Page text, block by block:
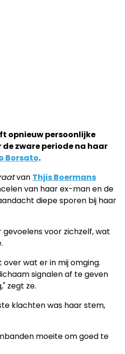
opnieuw persoonlijke
zware periode na haar
Borsato.
van Thjis Boermans
van haar ex-man en de
diepe sporen bij haar
gevoelens voor zichzelf, wat
wat er in mij omging.
signalen af te geven
zegt ze.
klachten was haar stem,
moeite om goed te